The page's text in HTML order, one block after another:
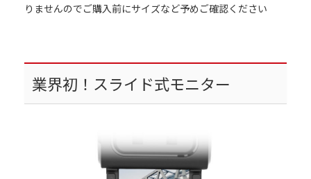
りませんのでご購入前にサイズなど予めご確認ください
業界初！スライド式モニター